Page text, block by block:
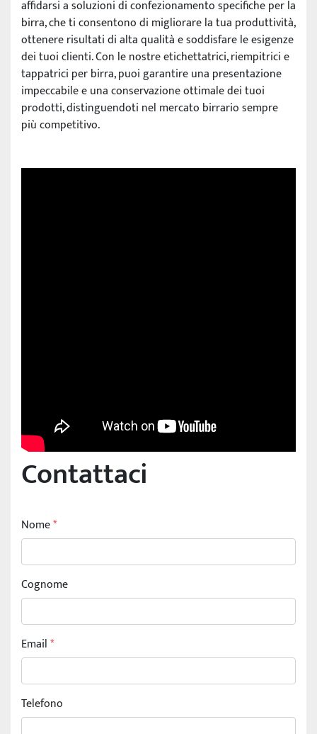
affidarsi a soluzioni di confezionamento specifiche per la
birra, che ti consentono di migliorare la tua produttività,
ottenere risultati di alta qualità e soddisfare le esigenze
dei tuoi clienti. Con le nostre etichettatrici, riempitrici e
tappatrici per birra, puoi garantire una presentazione
impeccabile e una conservazione ottimale dei tuoi
prodotti, distinguendoti nel mercato birrario sempre
più competitivo.
Contattaci
Nome*
Cognome
Email*
Telefono